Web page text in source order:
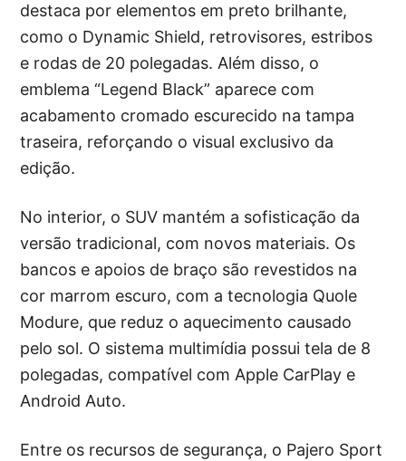
destaca por elementos em preto brilhante,
como o Dynamic Shield, retrovisores, estribos
e rodas de 20 polegadas. Além disso, o
emblema “Legend Black” aparece com
acabamento cromado escurecido na tampa
traseira, reforçando o visual exclusivo da
edição.
No interior, o SUV mantém a sofisticação da
versão tradicional, com novos materiais. Os
bancos e apoios de braço são revestidos na
cor marrom escuro, com a tecnologia Quole
Modure, que reduz o aquecimento causado
pelo sol. O sistema multimídia possui tela de 8
polegadas, compatível com Apple CarPlay e
Android Auto.
Entre os recursos de segurança, o Pajero Sport